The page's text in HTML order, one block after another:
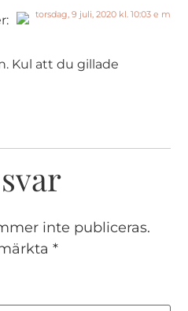
torsdag, 9 juli, 2020 kl. 10:03 e m
Kul att du gillade
inte publiceras.
*